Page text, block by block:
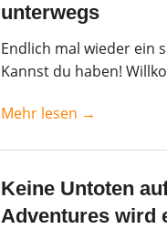
unterwegs
Endlich mal wieder ein
Kannst du haben!
Mehr lesen →
Keine Untoten
Adventures wird